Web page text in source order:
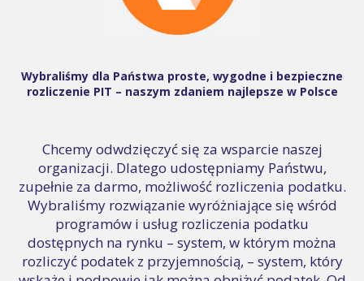
Wybraliśmy dla Państwa proste, wygodne i bezpieczne
rozliczenie PIT – naszym zdaniem najlepsze w Polsce
Chcemy odwdzięczyć się za wsparcie naszej
organizacji. Dlatego udostępniamy Państwu,
zupełnie za darmo, możliwość rozliczenia podatku.
Wybraliśmy rozwiązanie wyróżniające się wśród
programów i usług rozliczenia podatku
dostępnych na rynku – system, w którym można
rozliczyć podatek z przyjemnością, – system, który